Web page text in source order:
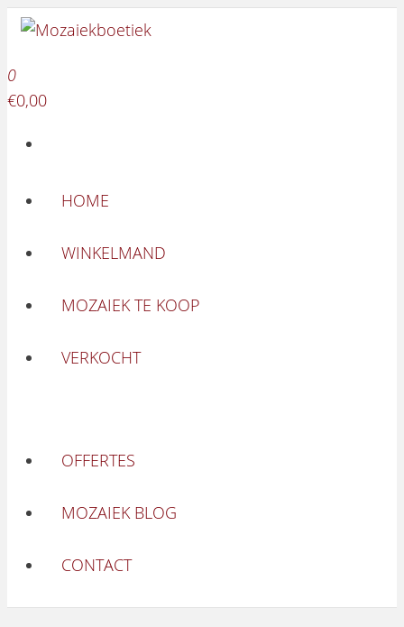
Ga naar de inhoud
0
€0,00
HOME
WINKELMAND
MOZAIEK TE KOOP
VERKOCHT
OFFERTES
MOZAIEK BLOG
CONTACT